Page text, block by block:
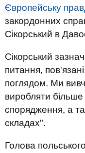
Європейську
закордонних
Сікорський в
Сікорський
питання,
поглядом. Ми
виробляти більше
спорядження, а
складах".
Голова